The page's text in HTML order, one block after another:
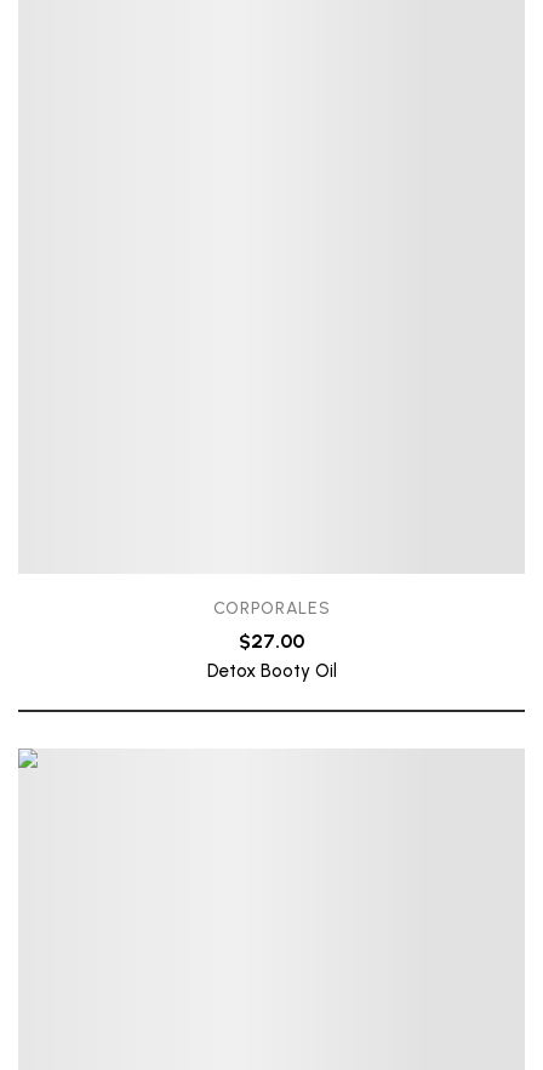
CORPORALES
$27.00
Detox Booty Oil